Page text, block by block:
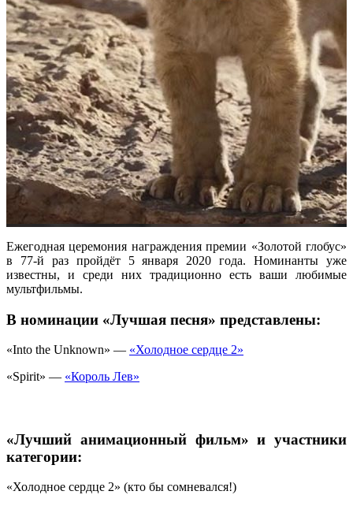
Ежегодная церемония награждения премии «Золотой глобус»
в 77-й раз пройдёт 5 января 2020 года. Номинанты уже
известны, и среди них традиционно есть ваши любимые
мультфильмы.
В номинации «Лучшая песня» представлены:
«Into the Unknown» — «Холодное сердце 2»
«Spirit» — «Король Лев»
«Лучший анимационный фильм» и участники
категории:
«Холодное сердце 2» (кто бы сомневался!)